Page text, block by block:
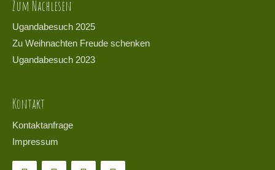
Zum Nachlesen
Ugandabesuch 2025
Zu Weihnachten Freude schenken
Ugandabesuch 2023
Kontakt
Kontaktanfrage
Impressum